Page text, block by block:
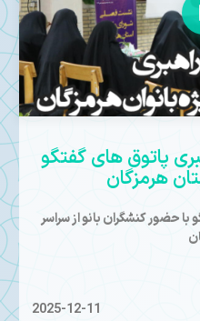
پاتوق های گفتگو
هرمزگان
حضور کنشگران بانو از سراسر
2025-12-11